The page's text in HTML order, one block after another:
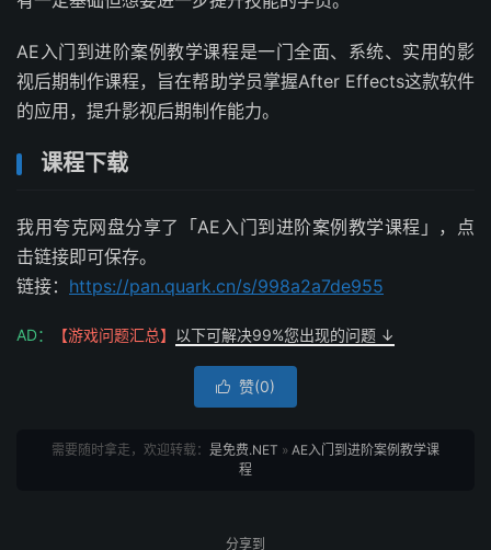
AE入门到进阶案例教学课程是一门全面、系统、实用的影
视后期制作课程，旨在帮助学员掌握After Effects这款软件
的应用，提升影视后期制作能力。
课程下载
我用夸克网盘分享了「AE入门到进阶案例教学课程」，点
击链接即可保存。
链接： https://pan.quark.cn/s/998a2a7de955
AD： 【游戏问题汇总】 以下可解决99%您出现的问题 ↓
 赞(0)
需要随时拿走，欢迎转载： 是免费.NET » AE入门到进阶案例教学课
程
分享到